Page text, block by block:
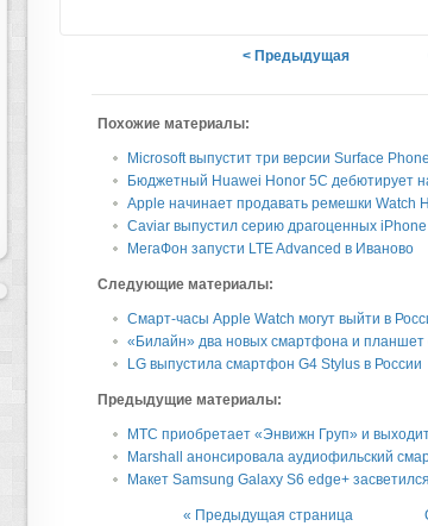
< Предыдущая
Похожие материалы:
Microsoft выпустит три версии Surface
Бюджетный Huawei Honor 5C дебютирует
Apple начинает продавать ремешки Watch
Caviar выпустил серию драгоценных
МегаФон запусти LTE Advanced в Иваново
Следующие материалы:
Смарт-часы Apple Watch могут выйти в
«Билайн» два новых смартфона и планшет
LG выпустила смартфон G4 Stylus в России
Предыдущие материалы:
МТС приобретает «Энвижн Груп» и
Marshall анонсировала аудиофильский
Макет Samsung Galaxy S6 edge+
« Предыдущая страница